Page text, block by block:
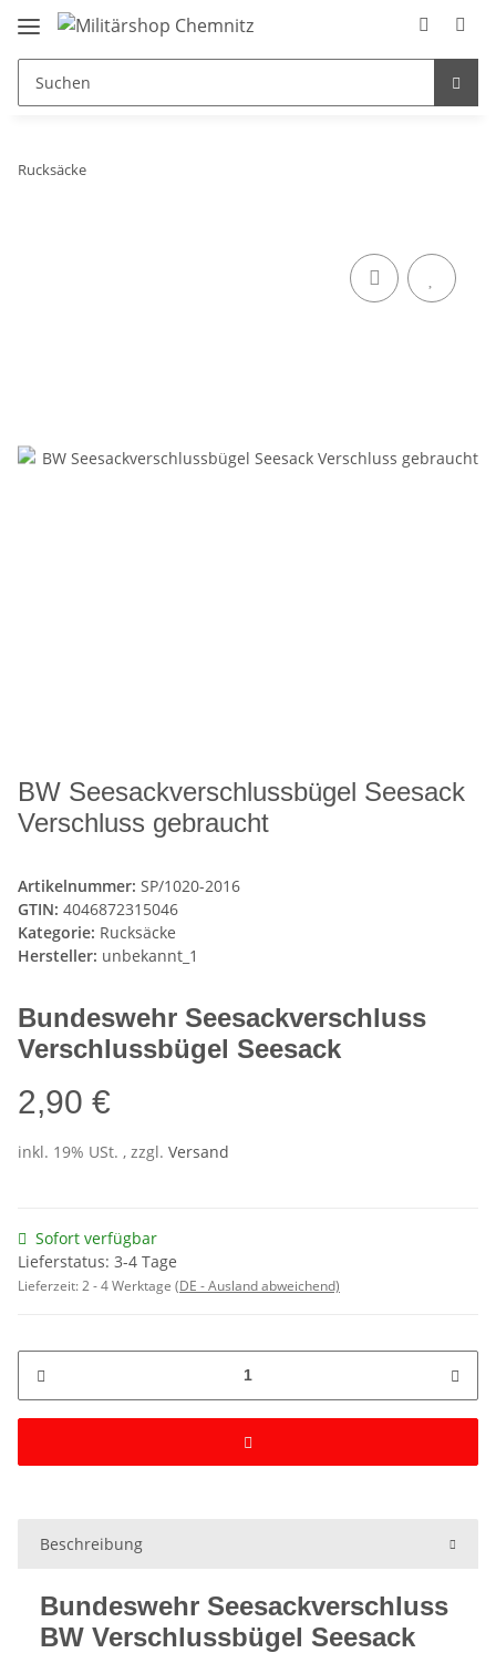
Rucksäcke
BW Seesackverschlussbügel Seesack
Verschluss gebraucht
Artikelnummer: SP/1020-2016
GTIN: 4046872315046
Kategorie: Rucksäcke
Hersteller: unbekannt_1
Bundeswehr Seesackverschluss
Verschlussbügel Seesack
2,90 €
inkl. 19% USt. , zzgl. Versand
Sofort verfügbar
Lieferstatus: 3-4 Tage
Lieferzeit:2 - 4 Werktage (DE - Ausland abweichend)
Beschreibung
Bundeswehr Seesackverschluss
BW Verschlussbügel Seesack